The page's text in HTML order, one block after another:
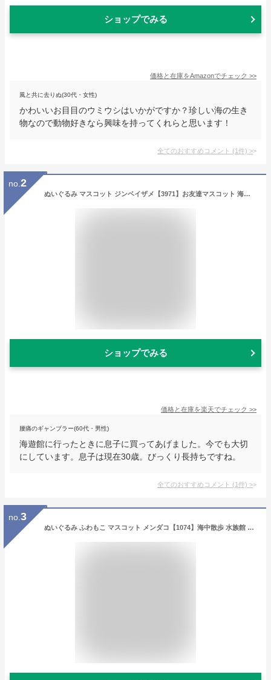
ショップでみる
価格と在庫をAmazonでチェック >>
風と共に去りぬ(30代・女性)
かわいいお目目のウミウシはいかがですか？珍しい海の生き
物なので動物好きなら興味を持ってくれらと思います！
全てのおすすめコメント (1件) >
no. 2
ぬいぐるみ マスコット ジンベイザメ【3971】お友達マスコット 海中散歩 水族館 魚 キーチェーンマスコット キーホルダー ミニ図鑑付き内藤デザイン【定形外郵便発送】
ショップでみる
価格と在庫を楽天でチェック >>
腰痛のギャンブラー(60代・男性)
海遊館に行ったときに息子に買ってあげました。今でも大切
にしています。息子は現在30歳。びっくり長持ちですね。
全てのおすすめコメント (1件) >
no. 3
ぬいぐるみ ふわもこ マスコット メンダコ【1074】海中散歩 水族館 魚 キーチェーンマスコット キーホルダー 内藤デザイン【定形外郵便発送】